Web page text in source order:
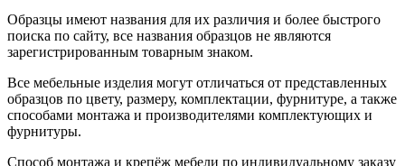
Образцы имеют названия для их различия и более быстрого
поиска по сайту, все названия образцов не являются
зарегистрированным товарным знаком.
Все мебельные изделия могут отличаться от представленных
образцов по цвету, размеру, комплектации, фурнитуре, а также
способами монтажа и производителями комплектующих и
фурнитуры.
Способ монтажа и крепёж мебели по индивидуальному заказу